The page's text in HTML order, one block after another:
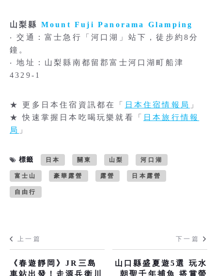
山梨縣 Mount Fuji Panorama Glamping
‧ 交通：富士急行「河口湖」站下，徒步約8分
鐘。
‧ 地址：山梨縣南都留郡富士河口湖町船津
4329-1
★ 更多日本住宿資訊都在「 日本住宿情報局 」
★ 快速掌握日本吃喝玩樂就看「
日本旅行情報
局 」
標籤 日本 關東 山梨 河口湖
富士山 豪華露營 露營 日本露營
自由行
上一篇
《春遊靜岡》JR三島
車站出發！走源兵衛川
下一篇
山口縣盛夏遊5選 玩水
朝聖千年捕魚 搭賞螢